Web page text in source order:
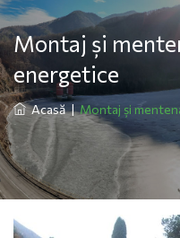
Montaj și
energetice
Acasă|Montaj și